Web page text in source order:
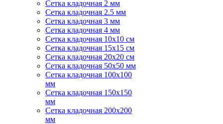
Сетка кладочная 2 мм
Сетка кладочная 2.5 мм
Сетка кладочная 3 мм
Сетка кладочная 4 мм
Сетка кладочная 10x10 см
Сетка кладочная 15x15 см
Сетка кладочная 20x20 см
Сетка кладочная 50x50 мм
Сетка кладочная 100x100
мм
Сетка кладочная 150x150
мм
Сетка кладочная 200x200
мм